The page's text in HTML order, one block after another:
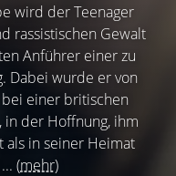
wird der Teenager
rassistischen Gewalt
Anführer einer zu
Dabei wurde er von
einer britischen
der Hoffnung, ihm
als in seiner Heimat
(mehr)